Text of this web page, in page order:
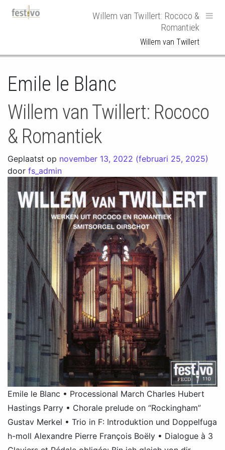
HoofdnavigatieWillem van Twillert: Rococo &
Romantiek
Willem van Twillert
Emile le Blanc
Willem van Twillert: Rococo
& Romantiek
Geplaatst op november 13, 2022 (februari 25, 2025)
door fs_admin
Emile le Blanc • Processional March Charles Hubert
Hastings Parry • Chorale prelude on “Rockingham”
Gustav Merkel • Trio in F: Introduktion und Doppelfuga
h-moll Alexandre Pierre François Boëly • Dialogue à 3